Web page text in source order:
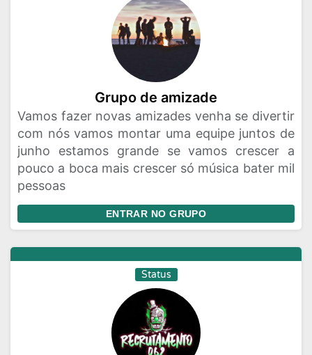
Grupo de amizade
Vamos fazer novas amizades venha se divertir
com nós vamos montar uma equipe juntos de
junho estamos grande se vamos crescer a
pouco a boca mais crescer só música bater mil
pessoas
ENTRAR NO GRUPO
Status